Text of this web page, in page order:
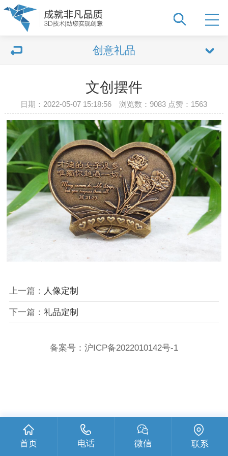
创意礼品
文创摆件
日期：2022-05-07 15:18:56 浏览数：9083 点赞： 1563
上一篇： 人像定制
下一篇： 礼品定制
备案号： 沪ICP备2022010142号-1
首页 电话 微信 联系